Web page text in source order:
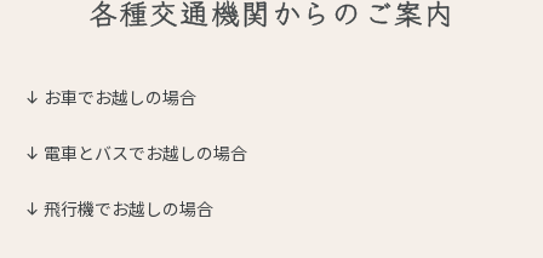
各種交通機関からのご案内
お車でお越しの場合
電車とバスでお越しの場合
飛行機でお越しの場合